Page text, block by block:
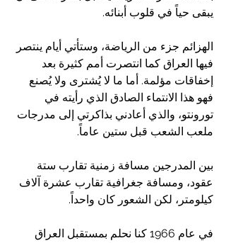
يبقى حياً في قلوب أبنائه.
الهزائم جزء من الرياضة، وستأتي أيام ينتصر
فيها العراق كما انتصرت أمم كثيرة بعد
إخفاقات مؤلمة. أما ما لا يُشترى ولا يُصنع
فهو هذا الانتماء الصادق الذي رأيته في
تورونتو، والذي أعادني بذاكرتي إلى مدرجات
ملعب الشعب قبل ستين عاماً.
بين المدرجين مسافة زمنية تقارب ستة
عقود، ومسافة جغرافية تقارب عشرة آلاف
كيلومتر، لكن الشعور كان واحداً.
في عام 1966 كنا نحلم بمستقبل العراق